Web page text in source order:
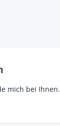
mich bei Ihnen.